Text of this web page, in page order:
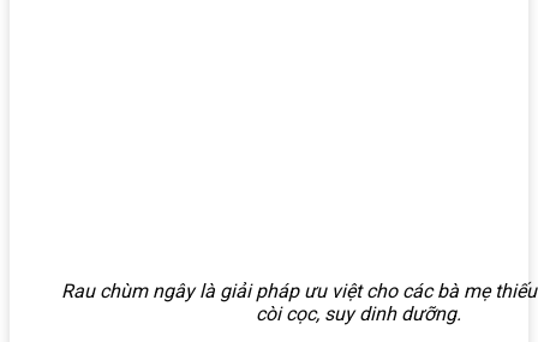
Rau chùm ngây là giải pháp ưu việt cho các bà mẹ
còi cọc, suy dinh dưỡng.